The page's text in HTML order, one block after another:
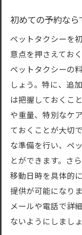
初めての予約なら
ペットタクシーを
意点を押さえてお
ペットタクシーの
しょう。特に、追
は把握しておくこ
や重量、特別なケ
ておくことが大切
な準備を行い、ペ
とができます。さ
移動日時を具体的
提供が可能になり
メールや電話で詳
ないようにしましょ